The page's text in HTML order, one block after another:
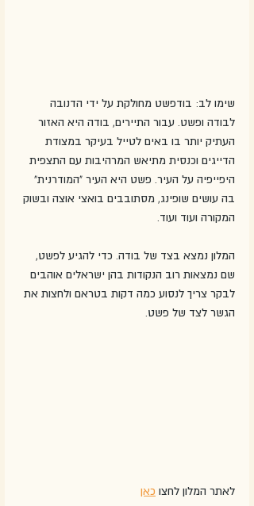
שימו לב: בודפשט מחולקת על ידי הדנובה
לבודה ופשט. עבור התיירים, בודה היא האזור
העתיק יותר בו באים לטייל בעיקר במצודת
הדייגים וכנסית מתיאש המרהיבות עם התצפית
היפייפיה על העיר. פשט היא העיר "המודרנית"
בה עושים שופינג, מסתובבים בואצי אוצה ובשוק
המקורה ועוד ועוד.
המלון נמצא בצד של בודה. כדי להגיע לפשט,
שם נמצאות רוב הנקודות בהן ישראלים אוהבים
לבקר צריך לנסוע כמה דקות בטראם ולחצות את
הגשר לצד של פשט.
לאתר המלון לחצו כאן